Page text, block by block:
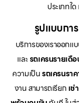
ประเภทใ
รูปแบบกา
บริการของเราออกแ
และรถเครนรายเดื
ความเป็นรถเครนรา
งาน สามารถเรียก เช่